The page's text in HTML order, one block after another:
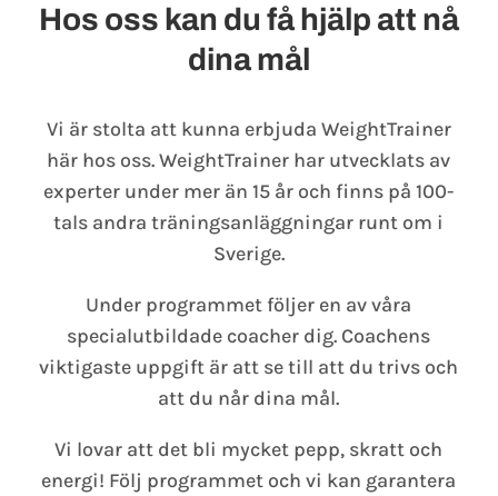
Hos oss kan du få hjälp att nå
dina mål
Vi är stolta att kunna erbjuda WeightTrainer
här hos oss. WeightTrainer har utvecklats av
experter under mer än 15 år och finns på 100-
tals andra träningsanläggningar runt om i
Sverige.
Under programmet följer en av våra
specialutbildade coacher dig. Coachens
viktigaste uppgift är att se till att du trivs och
att du når dina mål.
Vi lovar att det bli mycket pepp, skratt och
energi! Följ programmet och vi kan garantera